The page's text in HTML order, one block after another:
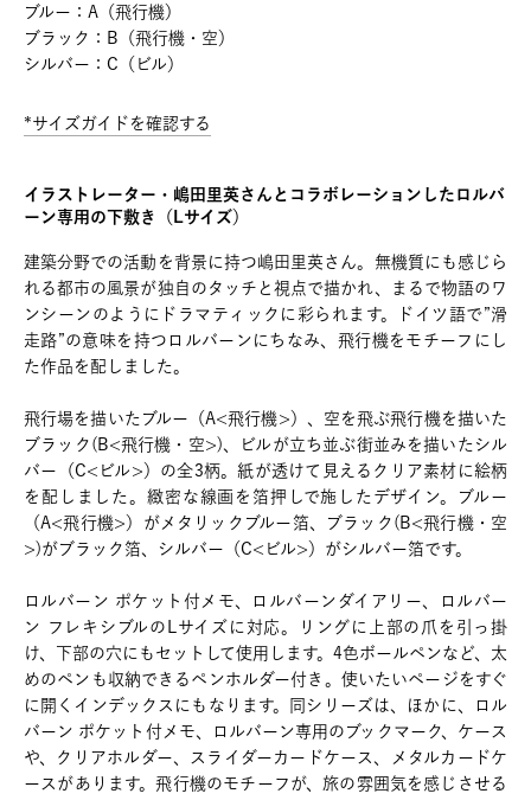
ブルー：A（飛行機）
ブラック：B（飛行機・空）
シルバー：C（ビル）
*サイズガイドを確認する
イラストレーター・嶋田里英さんとコラボレーションしたロルバ
ーン専用の下敷き（Lサイズ）
建築分野での活動を背景に持つ嶋田里英さん。無機質にも感じら
れる都市の風景が独自のタッチと視点で描かれ、まるで物語のワ
ンシーンのようにドラマティックに彩られます。ドイツ語で”滑
走路”の意味を持つロルバーンにちなみ、飛行機をモチーフにし
た作品を配しました。
飛行場を描いたブルー（A<飛行機>）、空を飛ぶ飛行機を描いた
ブラック(B<飛行機・空>)、ビルが立ち並ぶ街並みを描いたシル
バー（C<ビル>）の全3柄。紙が透けて見えるクリア素材に絵柄
を配しました。緻密な線画を箔押しで施したデザイン。ブルー
（A<飛行機>）がメタリックブルー箔、ブラック(B<飛行機・空
>)がブラック箔、シルバー（C<ビル>）がシルバー箔です。
ロルバーン ポケット付メモ、ロルバーンダイアリー、ロルバー
ン フレキシブルのLサイズに対応。リングに上部の爪を引っ掛
け、下部の穴にもセットして使用します。4色ボールペンなど、太
めのペンも収納できるペンホルダー付き。使いたいページをすぐ
に開くインデックスにもなります。同シリーズは、ほかに、ロル
バーン ポケット付メモ、ロルバーン専用のブックマーク、ケース
や、クリアホルダー、スライダーカードケース、メタルカードケ
ースがあります。飛行機のモチーフが、旅の雰囲気を感じさせる